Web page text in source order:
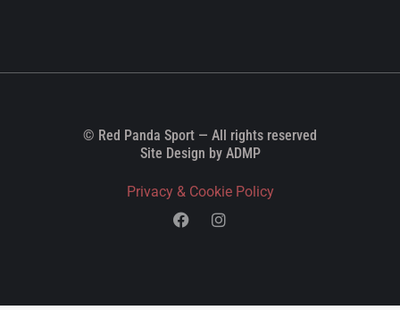
© Red Panda Sport — All rights reserved
Site Design by ADMP
Privacy & Cookie Policy